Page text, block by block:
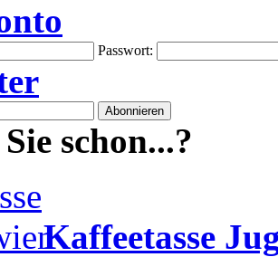
Passwort:
schon...?
Kaffeetasse